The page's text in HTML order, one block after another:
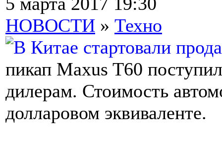
НОВОСТИ » Техно
пикап Maxus T60
дилерам. Стоимость
долларовом эквиваленте.